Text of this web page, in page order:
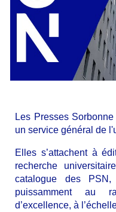
Les Presses
un service général de
Elles s’attachent à
recherche
catalogue des
puissamment au
d’excellence, à